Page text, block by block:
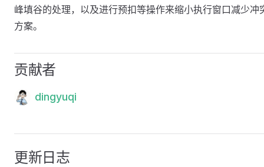
峰填谷的处理，以及进行预扣等操作来缩小执行窗口减少冲
方案。
贡献者
dingyuqi
更新日志